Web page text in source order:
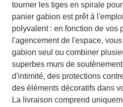
tourner les tiges en spirale
panier gabion est prêt à
polyvalent : en fonction de vos
l'agencement de l'espace,
gabion seul ou combiner
superbes murs de
d'intimité, des protections
des éléments décoratifs dans
La livraison comprend